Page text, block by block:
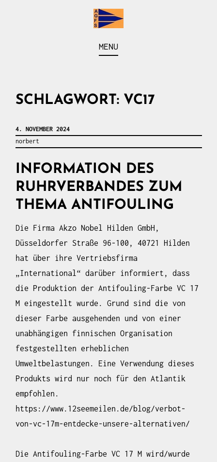
vom Baldeneysee
MENU
SCHLAGWORT: VC17
4. NOVEMBER 2024
norbert
INFORMATION DES
RUHRVERBANDES ZUM
THEMA ANTIFOULING
Die Firma Akzo Nobel Hilden GmbH,
Düsseldorfer Straße 96-100, 40721 Hilden
hat über ihre Vertriebsfirma
„International“ darüber informiert, dass
die Produktion der Antifouling-Farbe VC 17
M eingestellt wurde. Grund sind die von
dieser Farbe ausgehenden und von einer
unabhängigen finnischen Organisation
festgestellten erheblichen
Umweltbelastungen. Eine Verwendung dieses
Produkts wird nur noch für den Atlantik
empfohlen.
https://www.12seemeilen.de/blog/verbot-
von-vc-17m-entdecke-unsere-alternativen/
Die Antifouling-Farbe VC 17 M wird/wurde